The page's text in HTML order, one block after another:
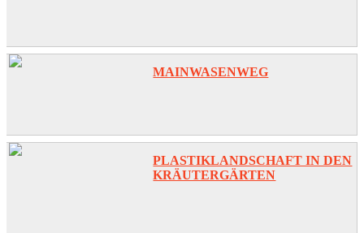
MAINWASENWEG
PLASTIKLANDSCHAFT IN DEN
KRÄUTERGÄRTEN